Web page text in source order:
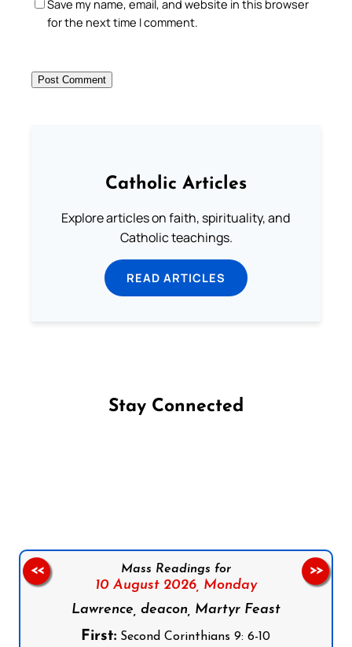
Save my name, email, and website in this browser
for the next time I comment.
Catholic Articles
Explore articles on faith, spirituality, and
Catholic teachings.
READ ARTICLES
Stay Connected
Mass Readings for
10 August 2026, Monday
Lawrence, deacon, Martyr Feast
First: Second Corinthians 9: 6-10
<< >>